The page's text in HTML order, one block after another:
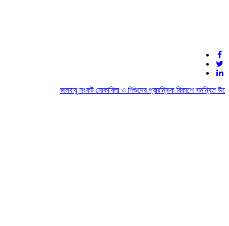
জলবায়ু সংকট মোকাবিলা ও শিশুদের প্রারম্ভিক বিকাশে সমন্বিত